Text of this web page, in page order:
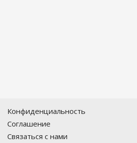
Конфиденциальность
Соглашение
Связаться с нами